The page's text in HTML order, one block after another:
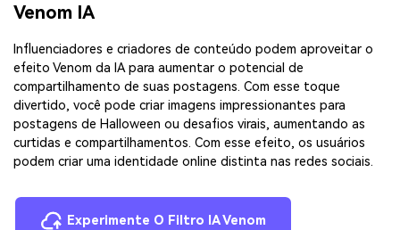
Venom IA
Influenciadores e criadores de conteúdo podem aproveitar o
efeito Venom da IA para aumentar o potencial de
compartilhamento de suas postagens. Com esse toque
divertido, você pode criar imagens impressionantes para
postagens de Halloween ou desafios virais, aumentando as
curtidas e compartilhamentos. Com esse efeito, os usuários
podem criar uma identidade online distinta nas redes sociais.
Experimente O Filtro IA Venom